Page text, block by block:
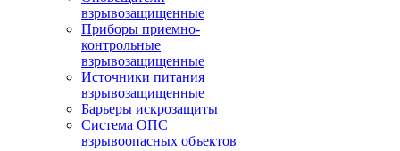
взрывозащищенные
Приборы приемно-
контрольные
взрывозащищенные
Источники питания
взрывозащищенные
Барьеры искрозащиты
Система ОПС
взрывоопасных объектов